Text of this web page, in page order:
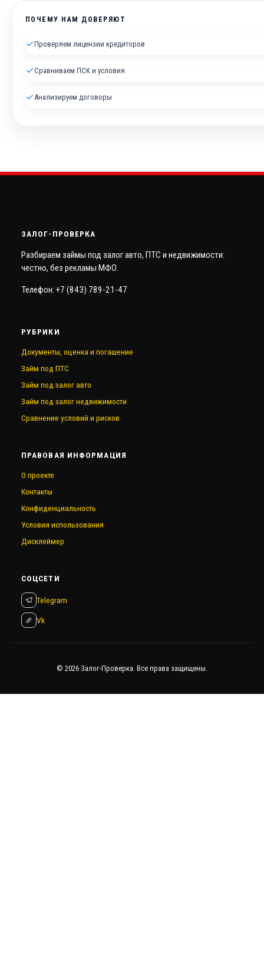
ПОЧЕМУ НАМ ДОВЕРЯЮТ
✓Проверяем лицензии кредиторов
✓Сравниваем ПСК и условия
✓Анализируем договоры
ЗАЛОГ-ПРОВЕРКА
Разбираем займы под залог авто, ПТС и недвижимости:
честно, без рекламы МФО.
Телефон: +7 (843) 789-21-47
РУБРИКИ
Документы, оценка и погашение
Займ под ПТС
Займ под залог авто
Займ под залог недвижимости
Сравнение условий и рисков
ПРАВОВАЯ ИНФОРМАЦИЯ
О проекте
Контакты
Конфиденциальность
Условия использования
Дисклеймер
СОЦСЕТИ
Telegram
Vk
© 2026 Залог-Проверка. Все права защищены.